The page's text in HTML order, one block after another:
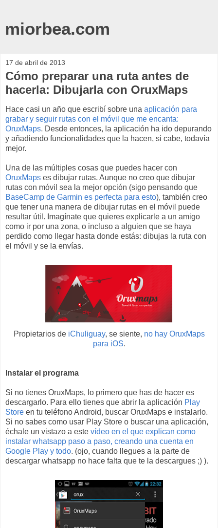
miorbea.com
17 de abril de 2013
Cómo preparar una ruta antes de
hacerla: Dibujarla con OruxMaps
Hace casi un año que escribí sobre una aplicación para
grabar y seguir rutas con el móvil que me encanta:
OruxMaps. Desde entonces, la aplicación ha ido depurando
y añadiendo funcionalidades que la hacen, si cabe, todavía
mejor.
Una de las múltiples cosas que puedes hacer con
OruxMaps es dibujar rutas. Aunque no creo que dibujar
rutas con móvil sea la mejor opción (sigo pensando que
BaseCamp de Garmin es perfecta para esto), también creo
que tener una manera de dibujar rutas en el móvil puede
resultar útil. Imagínate que quieres explicarle a un amigo
como ir por una zona, o incluso a alguien que se haya
perdido como llegar hasta donde estás: dibujas la ruta con
el móvil y se la envías.
Propietarios de iChuliguay, se siente, no hay OruxMaps
para iOS.
Instalar el programa
Si no tienes OruxMaps, lo primero que has de hacer es
descargarlo. Para ello tienes que abrir la aplicación Play
Store en tu teléfono Android, buscar OruxMaps e instalarlo.
Si no sabes como usar Play Store o buscar una aplicación,
échale un vistazo a este vídeo en el que explican como
instalar whatsapp paso a paso, creando una cuenta en
Google Play y todo. (ojo, cuando llegues a la parte de
descargar whatsapp no hace falta que te la descargues ;) ).